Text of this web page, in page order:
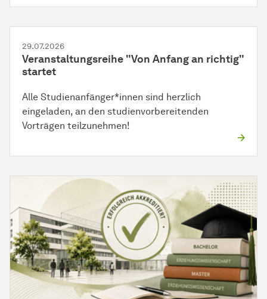
29.07.2026
Veranstaltungsreihe "Von Anfang an richtig"
startet
Alle Studienanfänger*innen sind herzlich
eingeladen, an den studienvorbereitenden
Vorträgen teilzunehmen!